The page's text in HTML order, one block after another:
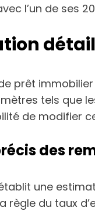
l’un de ses
prêt
tels que
de modifier
des
une
règle du taux